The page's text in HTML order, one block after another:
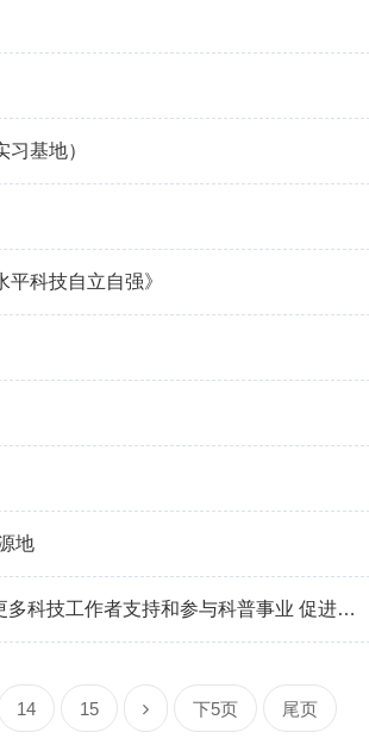
基地）
科技自立自强》
地
【新闻联播】习近平给“科学与中国”院士专家代表回信强调 带动更多科技工作者支持和参与科普事业 促进全民科学素质的提高
14 15 下5页 尾页